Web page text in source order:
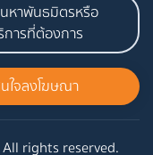
หาพันธมิตรหรือ
การที่ต้องการ
ใจลงโฆษณา
rights reserved.